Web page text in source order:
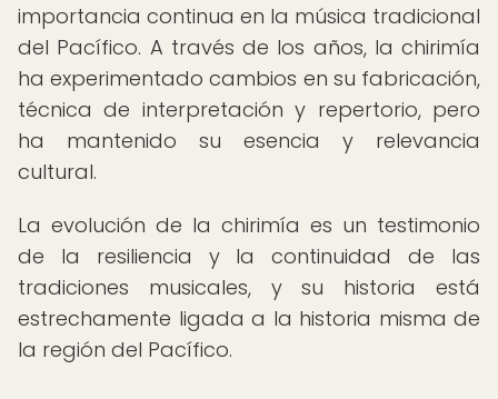
importancia continua en la música tradicional
del Pacífico. A través de los años, la chirimía
ha experimentado cambios en su fabricación,
técnica de interpretación y repertorio, pero
ha mantenido su esencia y relevancia
cultural.
La evolución de la chirimía es un testimonio
de la resiliencia y la continuidad de las
tradiciones musicales, y su historia está
estrechamente ligada a la historia misma de
la región del Pacífico.